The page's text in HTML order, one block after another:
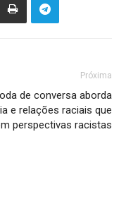
Próxima
de conversa aborda
e relações raciais que
perspectivas racistas